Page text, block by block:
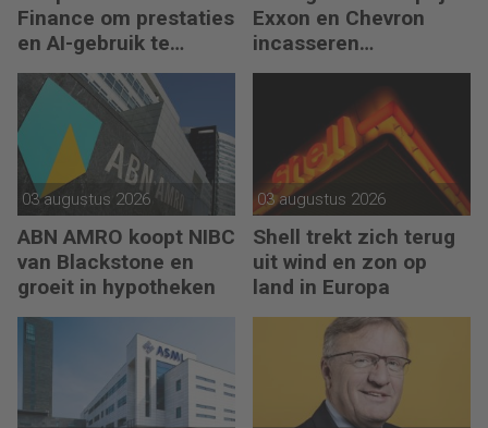
Finance om prestaties
en AI-gebruik te
versnellen
Exxon en Chevron
incasseren
miljardenwinsten
03 augustus 2026
ABN AMRO koopt NIBC
van Blackstone en
groeit in hypotheken
03 augustus 2026
Shell trekt zich terug
uit wind en zon op
land in Europa